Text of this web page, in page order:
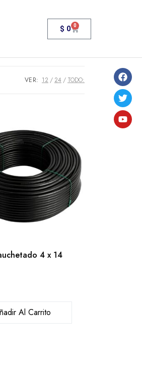
$ 0 0
VER: 12 24 TODO:
4 x 14
Al Carrito